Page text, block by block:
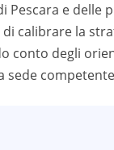
Pescara e delle
calibrare la
conto degli
sede